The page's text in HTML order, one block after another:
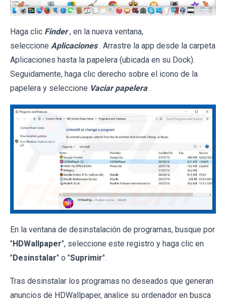
Haga clic Finder , en la nueva ventana,
seleccione Aplicaciones . Arrastre la app desde la carpeta
Aplicaciones hasta la papelera (ubicada en su Dock).
Seguidamente, haga clic derecho sobre el icono de la
papelera y seleccione Vaciar papelera .
En la ventana de desinstalación de programas, busque por
"HDWallpaper", seleccione este registro y haga clic en
"Desinstalar" o "Suprimir".
Tras desinstalar los programas no deseados que generan
anuncios de HDWallpaper, analice su ordenador en busca